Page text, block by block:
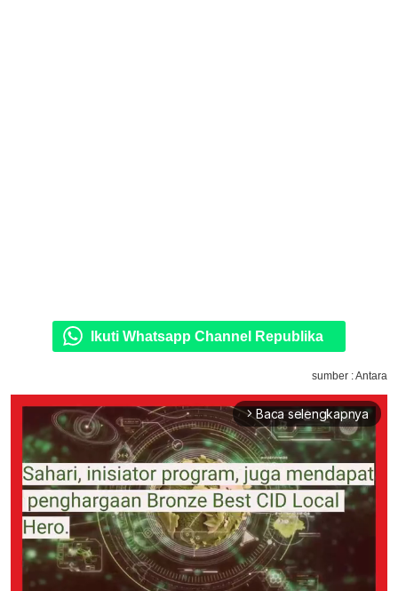
Ikuti Whatsapp Channel Republika
sumber : Antara
arrow_forward_ios Baca selengkapnya